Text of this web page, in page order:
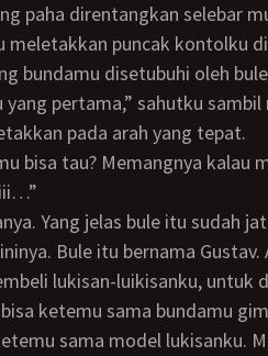
paha direntangkan selebar
bundamu disetubuhi oleh
pada arah yang tepat.
Bule itu bernama
lukisan-luikisanku, untuk
bisa ketemu sama bundamu